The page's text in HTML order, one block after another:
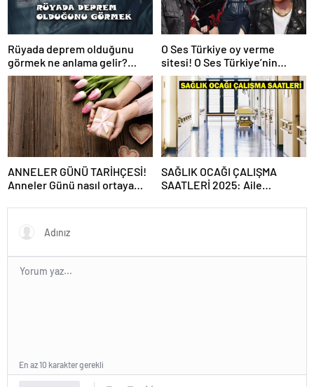
Rüyada deprem olduğunu
görmek ne anlama gelir?
Rüyada deprem yaşamak,
hissetmek neye yorumlanır?
O Ses Türkiye oy verme
sitesi! O Ses Türkiye’nin
sitesi!
ANNELER GÜNÜ TARİHÇESİ!
Anneler Günü nasıl ortaya
kutlandı?
SAĞLIK OCAĞI ÇALIŞMA
SAATLERİ 2025: Aile
kadar açık? Sağlık ocağı hafta
En az 10 karakter gerekli